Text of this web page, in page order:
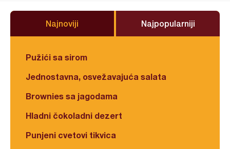
Najnoviji Najpopularniji
Pužići sa sirom
Jednostavna, osvežavajuća salata
Brownies sa jagodama
Hladni čokoladni dezert
Punjeni cvetovi tikvica